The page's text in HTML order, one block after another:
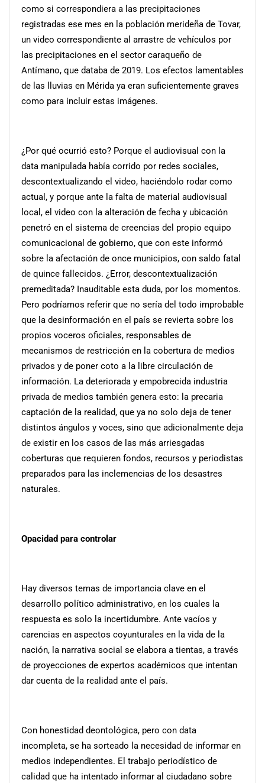
como si correspondiera a las precipitaciones
registradas ese mes en la población merideña de Tovar,
un video correspondiente al arrastre de vehículos por
las precipitaciones en el sector caraqueño de
Antímano, que databa de 2019. Los efectos lamentables
de las lluvias en Mérida ya eran suficientemente graves
como para incluir estas imágenes.
¿Por qué ocurrió esto? Porque el audiovisual con la
data manipulada había corrido por redes sociales,
descontextualizando el video, haciéndolo rodar como
actual, y porque ante la falta de material audiovisual
local, el video con la alteración de fecha y ubicación
penetró en el sistema de creencias del propio equipo
comunicacional de gobierno, que con este informó
sobre la afectación de once municipios, con saldo fatal
de quince fallecidos. ¿Error, descontextualización
premeditada? Inauditable esta duda, por los momentos.
Pero podríamos referir que no sería del todo improbable
que la desinformación en el país se revierta sobre los
propios voceros oficiales, responsables de
mecanismos de restricción en la cobertura de medios
privados y de poner coto a la libre circulación de
información. La deteriorada y empobrecida industria
privada de medios también genera esto: la precaria
captación de la realidad, que ya no solo deja de tener
distintos ángulos y voces, sino que adicionalmente deja
de existir en los casos de las más arriesgadas
coberturas que requieren fondos, recursos y periodistas
preparados para las inclemencias de los desastres
naturales.
Opacidad para controlar
Hay diversos temas de importancia clave en el
desarrollo político administrativo, en los cuales la
respuesta es solo la incertidumbre. Ante vacíos y
carencias en aspectos coyunturales en la vida de la
nación, la narrativa social se elabora a tientas, a través
de proyecciones de expertos académicos que intentan
dar cuenta de la realidad ante el país.
Con honestidad deontológica, pero con data
incompleta, se ha sorteado la necesidad de informar en
medios independientes. El trabajo periodístico de
calidad que ha intentado informar al ciudadano sobre